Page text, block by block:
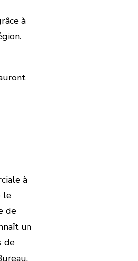
à
à
le
de
un
de